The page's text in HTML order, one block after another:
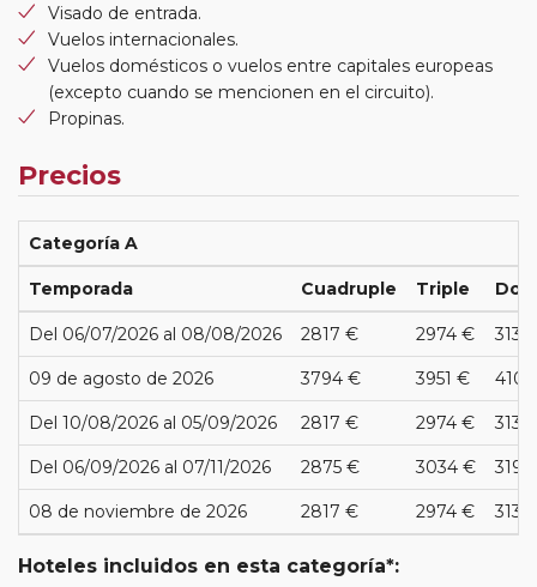
Visado de entrada.
Vuelos internacionales.
Vuelos domésticos o vuelos entre capitales europeas
(excepto cuando se mencionen en el circuito).
Propinas.
Precios
Categoría A
Temporada Cuadruple Triple
Del 06/07/2026 al 08/08/2026 2817 € 2974 €
09 de agosto de 2026 3794 € 3951 €
Del 10/08/2026 al 05/09/2026 2817 € 2974 €
Del 06/09/2026 al 07/11/2026 2875 € 3034 €
08 de noviembre de 2026 2817 € 2974 €
Hoteles incluidos en esta categoría*: